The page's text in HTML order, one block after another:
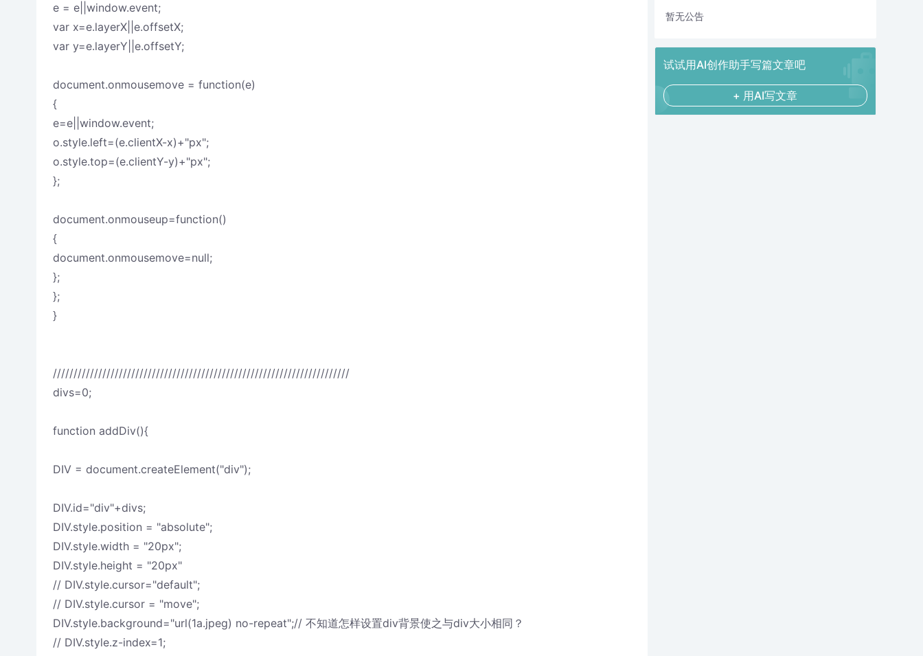
e = e||window.event;
var x=e.layerX||e.offsetX;
var y=e.layerY||e.offsetY;
document.onmousemove = function(e)
{
e=e||window.event;
o.style.left=(e.clientX-x)+"px";
o.style.top=(e.clientY-y)+"px";
};
document.onmouseup=function()
{
document.onmousemove=null;
};
};
}
////////////////////////////////////////////////////////////////////////
divs=0;
function addDiv(){
DIV = document.createElement("div");
DIV.id="div"+divs;
DIV.style.position = "absolute";
DIV.style.width = "20px";
DIV.style.height = "20px"
// DIV.style.cursor="default";
// DIV.style.cursor = "move";
DIV.style.background="url(1a.jpeg) no-repeat";// 不知道怎样设置div背景使之与div大小相同？
// DIV.style.z-index=1;
暂无公告
试试用AI创作助手写篇文章吧
+ 用AI写文章